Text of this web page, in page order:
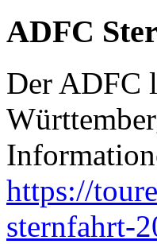
ADFC
Der ADFC
https://
sternfahrt-